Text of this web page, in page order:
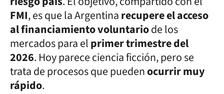
FMI, es que la Argentinarecupere el acceso
al financiamiento voluntariode los
mercados para elprimer trimestre del
2026. Hoy parece ciencia ficción, pero se
trata de procesos que puedenocurrir muy
rápido.